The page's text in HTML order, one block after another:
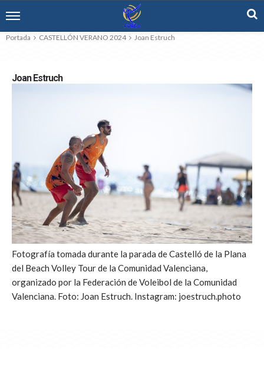
Portada CASTELLÓN VERANO 2024 Joan Estruch
Joan Estruch
Fotografía tomada durante la parada de Castelló de la Plana
del Beach Volley Tour de la Comunidad Valenciana,
organizado por la Federación de Voleibol de la Comunidad
Valenciana. Foto: Joan Estruch. Instagram: joestruch.photo